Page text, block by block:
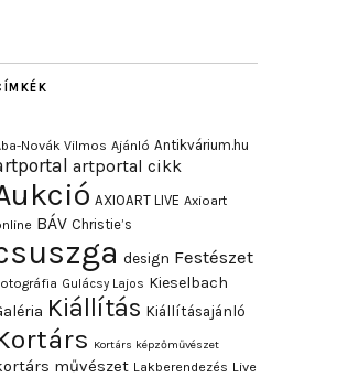
Novák Vilmos Ajánló Antikvárium.hu
artportal cikk
AXIOART LIVE Axioart
BÁV Christie’s
design Festészet
Gulácsy Lajos Kieselbach
Kiállítás Kiállításajánló
Kortárs képzőművészet
művészet Lakberendezés Live